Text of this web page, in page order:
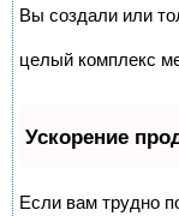
Вы создали или
целый комплекс
Ускорение
Если вам трудно